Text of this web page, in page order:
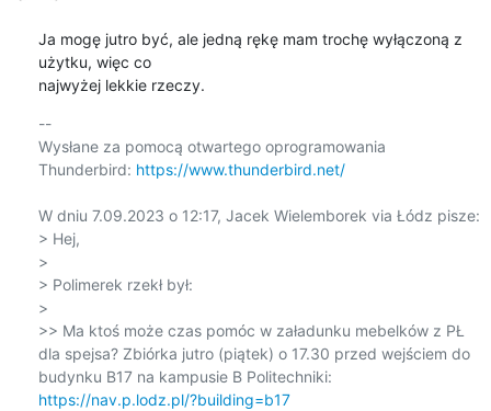
Ja mogę jutro być, ale jedną rękę mam trochę wyłączoną z
użytku, więc co
najwyżej lekkie rzeczy.
--
Wysłane za pomocą otwartego oprogramowania
Thunderbird: https://www.thunderbird.net/
W dniu 7.09.2023 o 12:17, Jacek Wielemborek via Łódz pisze:
> Hej,
>
> Polimerek rzekł był:
>
>> Ma ktoś może czas pomóc w załadunku mebelków z PŁ
dla spejsa? Zbiórka jutro (piątek) o 17.30 przed wejściem do
https://nav.p.lodz.pl/?building=b17